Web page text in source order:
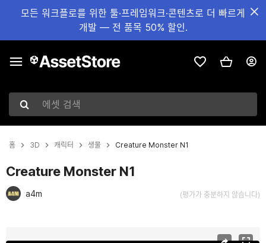
모든 워크플로를 위한 툴·프레임워크·콘텐츠로 더 빠르게
개발 — 전 품목 50% 할인.
에셋 검색
홈 3D 캐릭터 생물 Creature Monster N1
Creature Monster N1
a4m (평가가 충분하지 않습니다)